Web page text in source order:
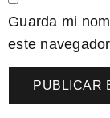
Guarda mi
este